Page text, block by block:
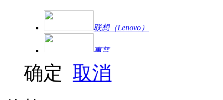
联想（Lenovo）
惠普
兄弟
确定 取消